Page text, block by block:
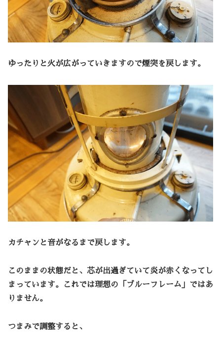
ゆったりと火が広がっていきますので煙突を戻します。
カチャンと音がなるまで戻します。
このままの状態だと、芯が出過ぎていて炎が赤くなってし
まっています。これでは理想の「ブルーフレーム」ではあ
りません。
つまみで調整すると、